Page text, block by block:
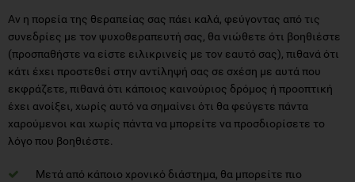
Αν η πορεία της θεραπείας σας πάει καλά, φεύγοντας από τις
συνεδρίες με τον ψυχοθεραπευτή σας, θα νιώθετε ότι βοηθιέστε
(προσπαθήστε να είστε ειλικρινείς με τον εαυτό σας), πιθανά ότι
κάτι έχει προστεθεί στην αντίληψή σας σε σχέση με αυτά που
εκφράζετε, πιθανά ότι κάποιος καινούριος δρόμος ή προοπτική
έχει ανοίξει, χωρίς αυτό να σημαίνει ότι θα φεύγετε πάντα
χαρούμενοι και χωρίς πάντα να μπορείτε να προσδιορίσετε το
λόγο που βοηθιέστε.
Μετά από κάποιο χρονικό διάστημα, θα μπορείτε πιο